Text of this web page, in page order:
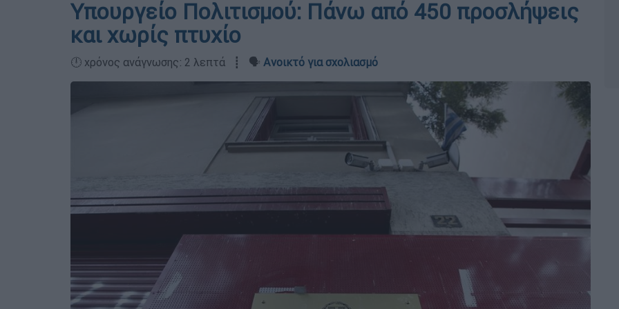
Υπουργείο Πολιτισμού: Πάνω από 450 προσλήψεις
και χωρίς πτυχίο
🕛 χρόνος ανάγνωσης: 2 λεπτά ┋ 🗣️ Ανοικτό για σχολιασμό